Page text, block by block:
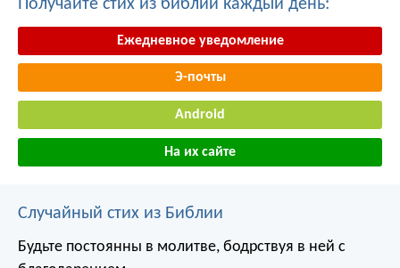
Получайте стих из библии каждый день:
Ежедневное уведомление
Э-почты
Android
На их сайте
Случайный стих из Библии
Будьте постоянны в молитве, бодрствуя в ней с